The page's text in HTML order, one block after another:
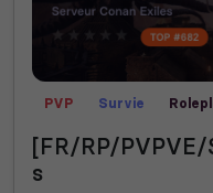
PVP Survie
[FR/RP/PVPVE/
s